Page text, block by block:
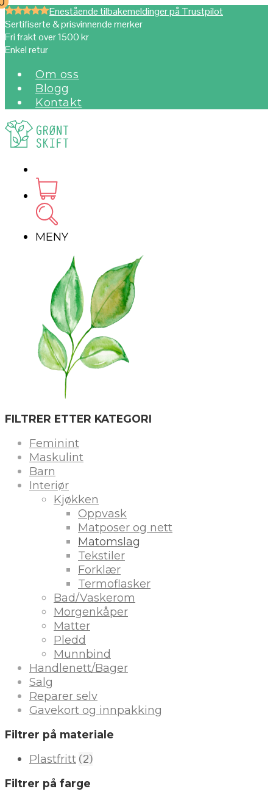
Enestående tilbakemeldinger på Trustpilot
Sertifiserte & prisvinnende merker
Fri frakt over 1500 kr
Enkel retur
Om oss
Blogg
Kontakt
MENY
FILTRER ETTER KATEGORI
Feminint
Maskulint
Barn
Interiør
Kjøkken
Oppvask
Matposer og nett
Matomslag
Tekstiler
Forklær
Termoflasker
Bad/Vaskerom
Morgenkåper
Matter
Pledd
Munnbind
Handlenett/Bager
Salg
Reparer selv
Gavekort og innpakking
Filtrer på materiale
Plastfritt (2)
Filtrer på farge